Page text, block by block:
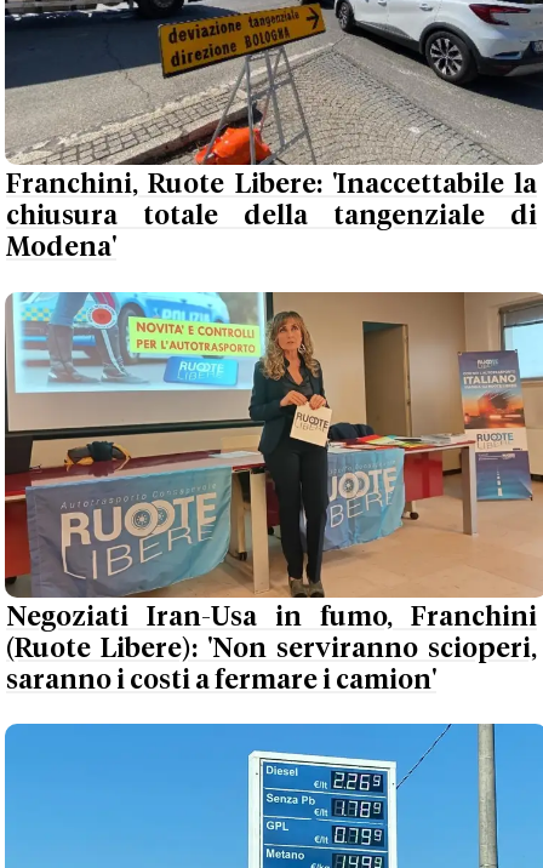
Franchini, Ruote Libere: 'Inaccettabile la
chiusura totale della tangenziale di
Modena'
Negoziati Iran-Usa in fumo, Franchini
(Ruote Libere): 'Non serviranno scioperi,
saranno i costi a fermare i camion'